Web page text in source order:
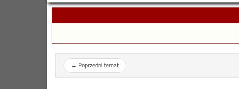
← Poprzedni temat